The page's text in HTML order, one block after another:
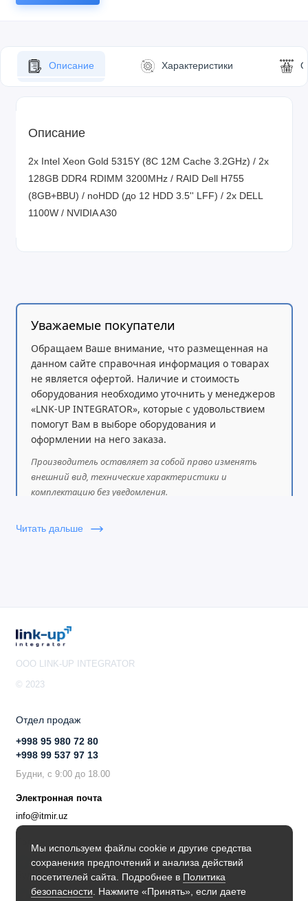
Описание Характеристики
Описание
2x Intel Xeon Gold 5315Y (8C 12M Cache 3.2GHz) / 2x
128GB DDR4 RDIMM 3200MHz / RAID Dell H755
(8GB+BBU) / noHDD (до 12 HDD 3.5'' LFF) / 2x DELL
1100W / NVIDIA A30
Уважаемые покупатели
Обращаем Ваше внимание, что размещенная на
данном сайте справочная информация о товарах
не является офертой. Наличие и стоимость
оборудования необходимо уточнить у менеджеров
«LNK-UP INTEGRATOR», которые с удовольствием
помогут Вам в выборе оборудования и
оформлении на него заказа.
Производитель оставляет за собой право изменять
внешний вид, технические характеристики и
комплектацию без уведомления.
Читать дальше
Мы используем файлы cookie и другие средства
сохранения предпочтений и анализа действий
посетителей сайта. Подробнее в Политика
безопасности . Нажмите «Принять», если даете
OOO LINK-UP INTEGRATOR
© 2023
Отдел продаж
+998 95 980 72 80
+998 99 537 97 13
Будни, с 9:00 до 18.00
Электронная почта
info@itmir.uz
Поддержка в мессенджере
Будьте в курсе наших новостей!